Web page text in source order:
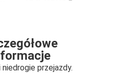
przejazdy.